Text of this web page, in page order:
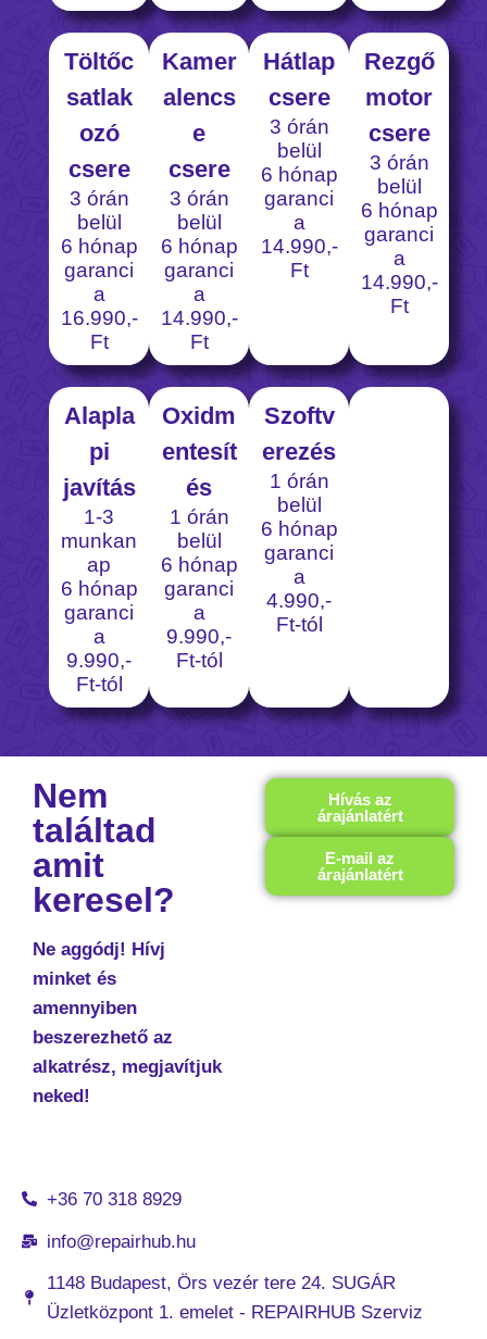
Töltőc
satlak
ozó
csere
3 órán
belül
6 hónap
garanci
a
16.990,-
Ft
Kamer
alencs
e
csere
3 órán
belül
6 hónap
garanci
a
14.990,-
Ft
Hátlap
csere
3 órán
belül
6 hónap
garanci
a
14.990,-
Ft
Rezgő
motor
csere
3 órán
belül
6 hónap
garanci
a
14.990,-
Ft
Alapla
pi
javítás
1-3
munkan
ap
6 hónap
garanci
a
9.990,-
Ft-tól
Oxidm
entesít
és
1 órán
belül
6 hónap
garanci
a
9.990,-
Ft-tól
Szoftv
erezés
1 órán
belül
6 hónap
garanci
a
4.990,-
Ft-tól
Nem
találtad
amit
keresel?
Ne aggódj! Hívj
minket és
amennyiben
beszerezhető az
alkatrész, megjavítjuk
neked!
Hívás az
árajánlatért
E-mail az
árajánlatért
+36 70 318 8929
info@repairhub.hu
1148 Budapest, Örs vezér tere 24. SUGÁR
Üzletközpont 1. emelet - REPAIRHUB Szerviz